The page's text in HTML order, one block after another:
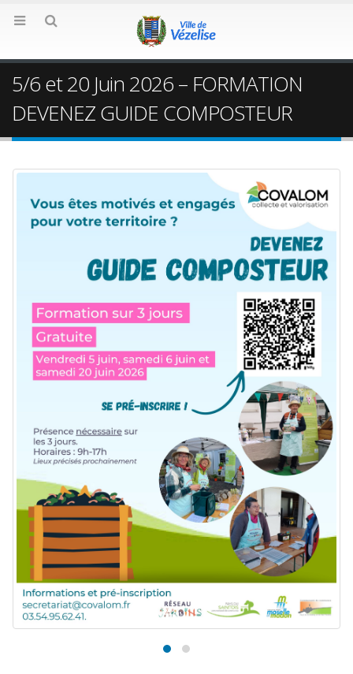
5/6 et 20 Juin 2026 – FORMATION
DEVENEZ GUIDE COMPOSTEUR